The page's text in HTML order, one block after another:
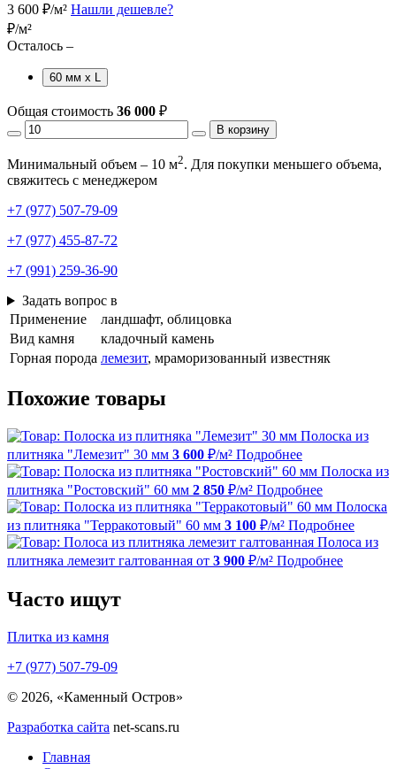
3 600 ₽/м² Нашли дешевле?
₽/м²
Осталось –
60 мм х L
Общая стоимость 36 000 ₽
В корзину
Минимальный объем – 10 м2. Для покупки меньшего объема,
свяжитесь с менеджером
+7 (977) 507-79-09
+7 (977) 455-87-72
+7 (991) 259-36-90
Задать вопрос в
Применение
ландшафт, облицовка
Вид камня
кладочный камень
Горная порода лемезит, мраморизованный известняк
Похожие товары
Полоска из
плитняка "Лемезит" 30 мм 3 600 ₽/м² Подробнее
Полоска из
плитняка "Ростовский" 60 мм 2 850 ₽/м² Подробнее
Полоска
из плитняка "Терракотовый" 60 мм 3 100 ₽/м² Подробнее
Полоса из
плитняка лемезит галтованная от 3 900 ₽/м² Подробнее
Часто ищут
Плитка из камня
+7 (977) 507-79-09
© 2026, «Каменный Остров»
Разработка сайта net-scans.ru
Главная